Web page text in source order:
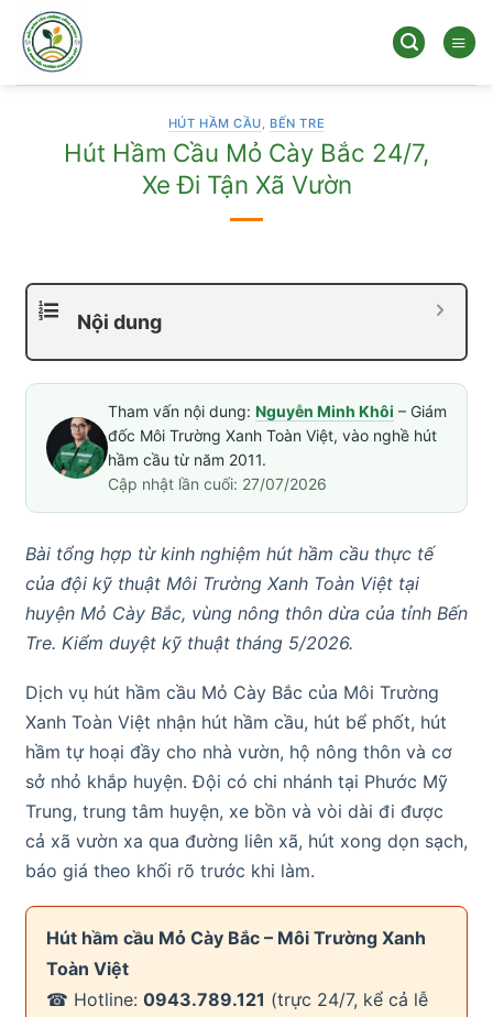
qua
dung
HÚT HẦM CẦU, BẾN TRE
Hút Hầm Cầu Mỏ Cày Bắc 24/7,
Xe Đi Tận Xã Vườn
Nội dung
Tham vấn nội dung: Nguyễn Minh Khôi – Giám
đốc Môi Trường Xanh Toàn Việt, vào nghề hút
hầm cầu từ năm 2011.
Cập nhật lần cuối: 27/07/2026
Bài tổng hợp từ kinh nghiệm hút hầm cầu thực tế
của đội kỹ thuật Môi Trường Xanh Toàn Việt tại
huyện Mỏ Cày Bắc, vùng nông thôn dừa của tỉnh Bến
Tre. Kiểm duyệt kỹ thuật tháng 5/2026.
Dịch vụ hút hầm cầu Mỏ Cày Bắc của Môi Trường
Xanh Toàn Việt nhận hút hầm cầu, hút bể phốt, hút
hầm tự hoại đầy cho nhà vườn, hộ nông thôn và cơ
sở nhỏ khắp huyện. Đội có chi nhánh tại Phước Mỹ
Trung, trung tâm huyện, xe bồn và vòi dài đi được
cả xã vườn xa qua đường liên xã, hút xong dọn sạch,
báo giá theo khối rõ trước khi làm.
Hút hầm cầu Mỏ Cày Bắc – Môi Trường Xanh
Toàn Việt
☎ Hotline: 0943.789.121 (trực 24/7, kể cả lễ